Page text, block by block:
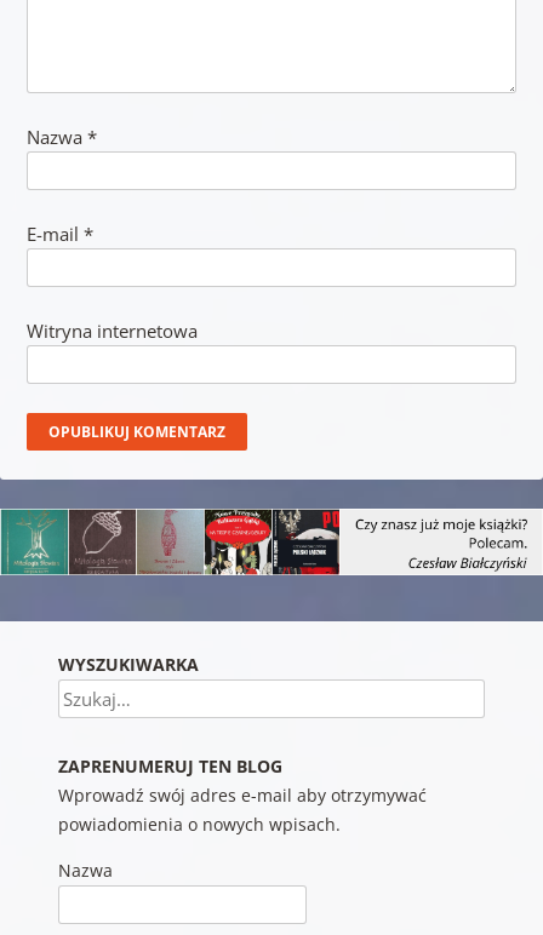
Nazwa *
E-mail *
Witryna internetowa
WYSZUKIWARKA
Szukaj
ZAPRENUMERUJ TEN BLOG
Wprowadź swój adres e-mail aby otrzymywać
powiadomienia o nowych wpisach.
Nazwa